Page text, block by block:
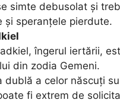
simte debusolat și
și speranțele pierdute.
îngerul iertării,
din zodia Gemeni.
dublă a celor născuți
fi extrem de